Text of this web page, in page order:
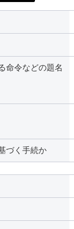
命令などの題名
づく手続か